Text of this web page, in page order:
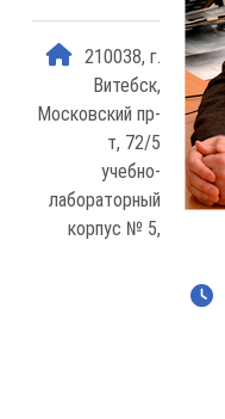
210038, г.
Витебск,
Московский пр-
т, 72/5
учебно-
лабораторный
корпус № 5,